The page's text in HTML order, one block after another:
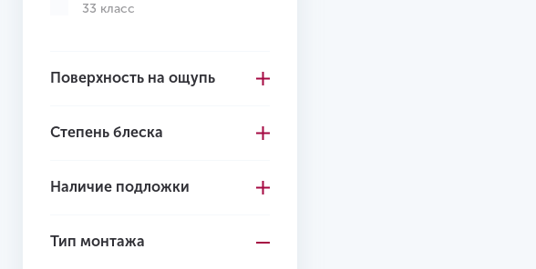
Зеленый
Красный
33 класс
Поверхность на ощупь
Степень блеска
Наличие подложки
Тип монтажа